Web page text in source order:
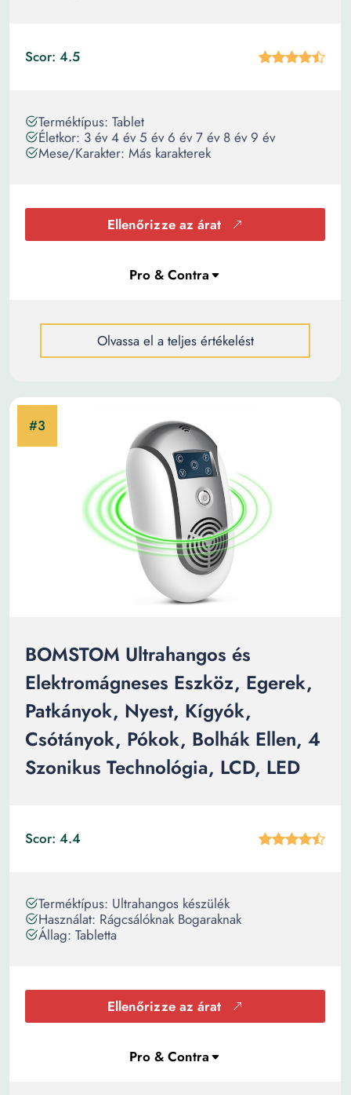
Scor: 4.5
Terméktípus: Tablet
Életkor: 3 év 4 év 5 év 6 év 7 év 8 év 9 év
Mese/Karakter: Más karakterek
Ellenőrizze az árat
Olvassa el a teljes értékelést
BOMSTOM Ultrahangos és
Elektromágneses Eszköz, Egerek,
Patkányok, Nyest, Kígyók,
Csótányok, Pókok, Bolhák Ellen, 4
Szonikus Technológia, LCD, LED
Scor: 4.4
Terméktípus: Ultrahangos készülék
Használat: Rágcsálóknak Bogaraknak
Állag: Tabletta
Ellenőrizze az árat